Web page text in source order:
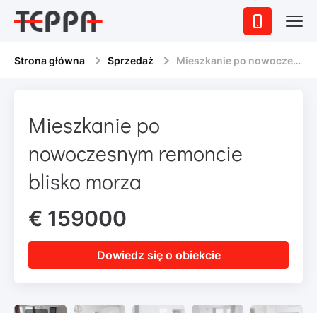
Strona główna Sprzedaż Mieszkanie po nowoczesnym remoncie blisko morza
Mieszkanie po
nowoczesnym remoncie
blisko morza
€ 159000
Dowiedz się o obiekcie